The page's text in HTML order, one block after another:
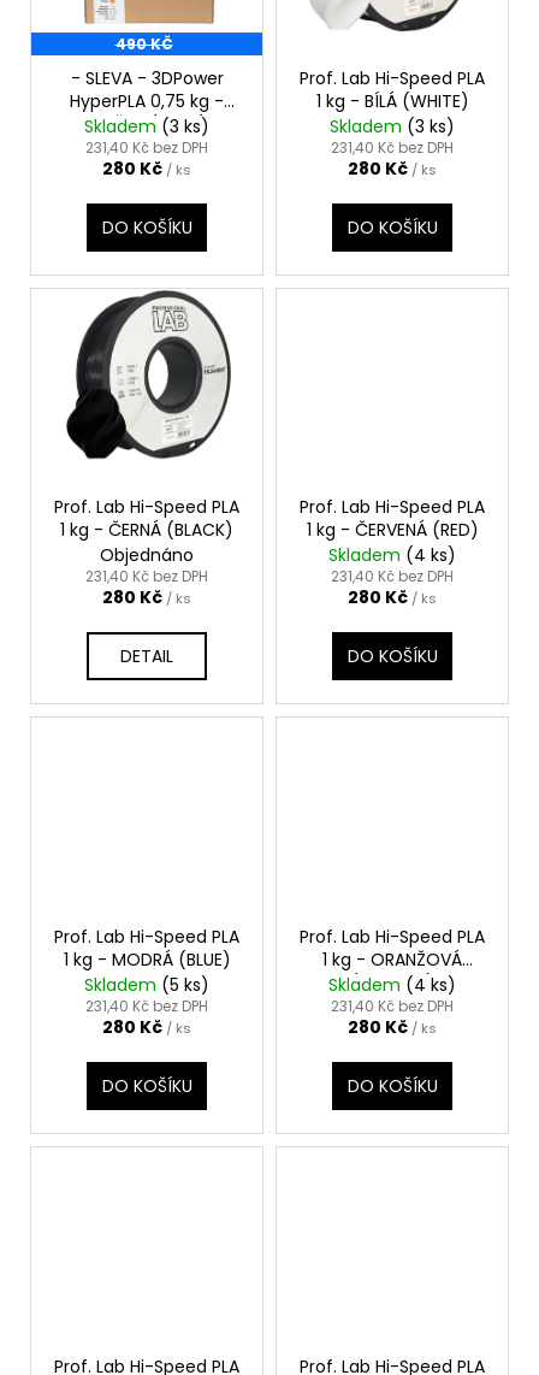
p
r 490 KČ
- SLEVA - 3DPower
HyperPLA 0,75 kg -
ORANŽOVÁ PAPÁJA
(PAPAYA ORANGE)
Skladem (3 ks)
231,40 Kč bez DPH
280 Kč / ks
DO KOŠÍKU
Prof. Lab Hi-Speed PLA
1 kg - BÍLÁ (WHITE)
Skladem (3 ks)
231,40 Kč bez DPH
280 Kč / ks
DO KOŠÍKU
Prof. Lab Hi-Speed PLA
1 kg - ČERNÁ (BLACK)
Objednáno
231,40 Kč bez DPH
280 Kč / ks
DETAIL
Prof. Lab Hi-Speed PLA
1 kg - ČERVENÁ (RED)
Skladem (4 ks)
231,40 Kč bez DPH
280 Kč / ks
DO KOŠÍKU
Prof. Lab Hi-Speed PLA
1 kg - MODRÁ (BLUE)
Skladem (5 ks)
231,40 Kč bez DPH
280 Kč / ks
DO KOŠÍKU
Prof. Lab Hi-Speed PLA
1 kg - ORANŽOVÁ
(ORANGE)
Skladem (4 ks)
231,40 Kč bez DPH
280 Kč / ks
DO KOŠÍKU
Prof. Lab Hi-Speed PLA Prof. Lab Hi-Speed PLA